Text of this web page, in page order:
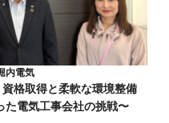
内電気
格取得と柔軟な環境整備
た電気工事会社の挑戦〜